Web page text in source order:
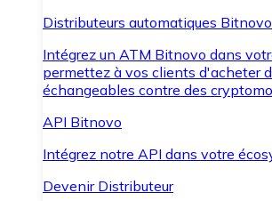
Distributeurs automatiques Bitnovo
Intégrez un ATM Bitnovo dans
permettez à vos clients d'acheter
échangeables contre des
API Bitnovo
Intégrez notre API dans votre
Devenir Distributeur